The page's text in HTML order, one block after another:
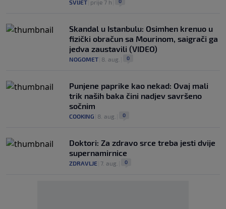
SVIJET prije 7 h
Skandal u Istanbulu: Osimhen krenuo u
fizički obračun sa Mourinom, saigrači ga
jedva zaustavili (VIDEO)
NOGOMET 8. aug. 0
Punjene paprike kao nekad: Ovaj mali
trik naših baka čini nadjev savršeno
sočnim
COOKING 8. aug. 0
Doktori: Za zdravo srce treba jesti dvije
supernamirnice
ZDRAVLJE 7. aug. 0